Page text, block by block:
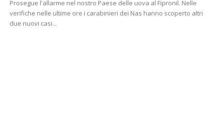
Prosegue l'allarme nel nostro Paese delle uova al Fipronil. Nelle
verifiche nelle ultime ore i carabinieri dei Nas hanno scoperto altri
due nuovi casi...